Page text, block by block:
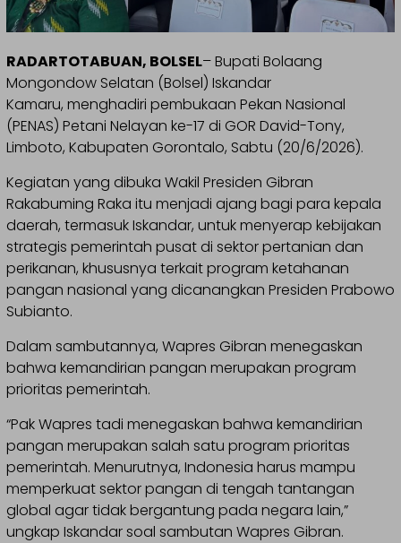
RADARTOTABUAN, BOLSEL– Bupati Bolaang
Mongondow Selatan (Bolsel) Iskandar
Kamaru, menghadiri pembukaan Pekan Nasional
(PENAS) Petani Nelayan ke-17 di GOR David-Tony,
Limboto, Kabupaten Gorontalo, Sabtu (20/6/2026).
Kegiatan yang dibuka Wakil Presiden Gibran
Rakabuming Raka itu menjadi ajang bagi para kepala
daerah, termasuk Iskandar, untuk menyerap kebijakan
strategis pemerintah pusat di sektor pertanian dan
perikanan, khususnya terkait program ketahanan
pangan nasional yang dicanangkan Presiden Prabowo
Subianto.
Dalam sambutannya, Wapres Gibran menegaskan
bahwa kemandirian pangan merupakan program
prioritas pemerintah.
“Pak Wapres tadi menegaskan bahwa kemandirian
pangan merupakan salah satu program prioritas
pemerintah. Menurutnya, Indonesia harus mampu
memperkuat sektor pangan di tengah tantangan
global agar tidak bergantung pada negara lain,”
ungkap Iskandar soal sambutan Wapres Gibran.